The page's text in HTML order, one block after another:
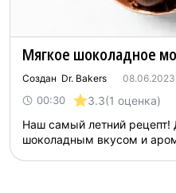
Мягкое шоколадное
Создан Dr. Bakers 08.06.2023
00:30 3.3(1 оценка)
Наш самый летний
шоколадным вкусом и